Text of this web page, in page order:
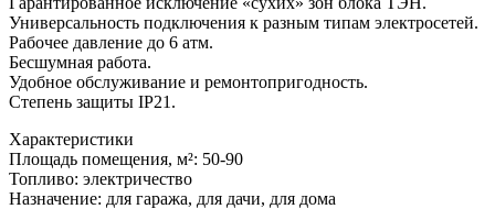
Универсальность подключения к разным типам электросетей.
Рабочее давление до 6 атм.
Бесшумная работа.
Удобное обслуживание и ремонтопригодность.
Степень защиты IP21.
Характеристики
Площадь помещения, м²: 50-90
Топливо: электричество
Назначение: для гаража, для дачи, для дома